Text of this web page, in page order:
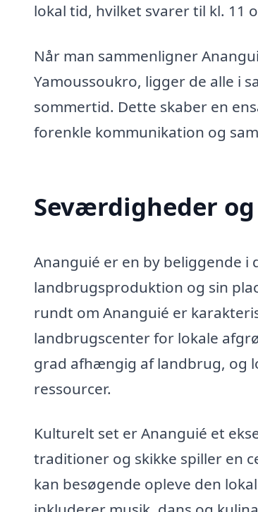
lokal tid, hvilket svarer til kl. 11
Når man sammenligner
Yamoussoukro, ligger de alle i
sommertid. Dette skaber en
forenkle kommunikation og
Seværdigheder
Ananguié er en by beliggende
landbrugsproduktion og sin
rundt om Ananguié er
landbrugscenter for lokale
grad afhængig af landbrug, og
ressourcer.
Kulturelt set er Ananguié et
traditioner og skikke spiller en
kan besøgende opleve den